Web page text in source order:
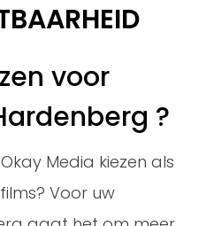
voor
?
Media kiezen als
Voor uw